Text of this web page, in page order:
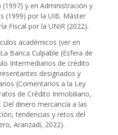
y en Administración y
(1999) por la UIB. Máster
Fiscal por la UNIR (2022).
académicos (ver en
Banca Culpable (Esfera de
Intermediarios de crédito
designados y
(Comentarios a la Ley
de Crédito Inmobiliario,
dinero mercancía a las
tendencias y retos del
Aranzadi, 2022).